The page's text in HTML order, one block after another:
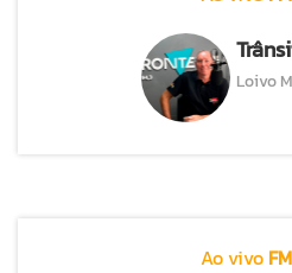
Loivo
Ao vivo